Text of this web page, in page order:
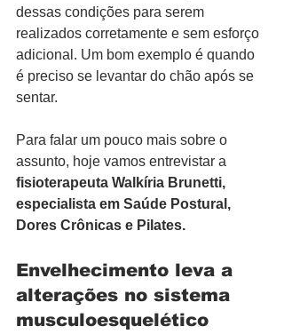
dessas condições para serem
realizados corretamente e sem esforço
adicional. Um bom exemplo é quando
é preciso se levantar do chão após se
sentar.
Para falar um pouco mais sobre o
assunto, hoje vamos entrevistar a
fisioterapeuta Walkíria Brunetti,
especialista em Saúde Postural,
Dores Crônicas e Pilates.
Envelhecimento leva a
alterações no sistema
musculoesquelético